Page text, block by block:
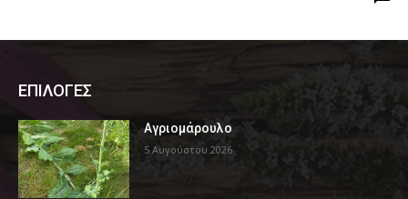
ΕΠΙΛΟΓΕΣ
Αγριομάρουλο
5 Αυγούστου 2026